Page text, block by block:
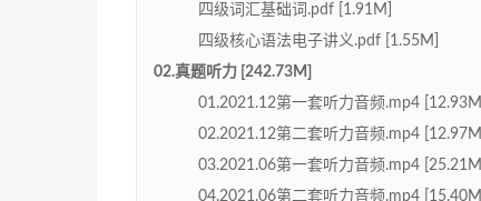
四级词汇基础词.pdf [1.91M]
四级核心语法电子讲义.pdf [1.55M]
02.真题听力 [242.73M]
01.2021.12第一套听力音频.mp4 [12.93M]
02.2021.12第二套听力音频.mp4 [12.97M]
03.2021.06第一套听力音频.mp4 [25.21M]
04.2021.06第二套听力音频.mp4 [15.40M]